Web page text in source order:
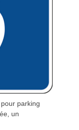
parking
un